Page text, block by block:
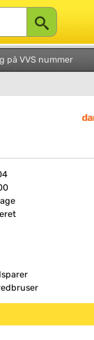
på VVS nummer